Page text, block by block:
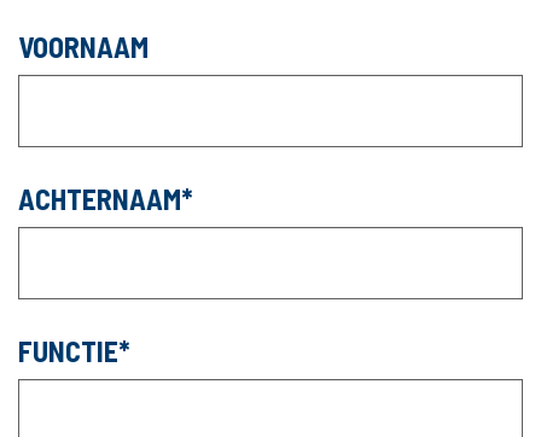
VOORNAAM
ACHTERNAAM
FUNCTIE